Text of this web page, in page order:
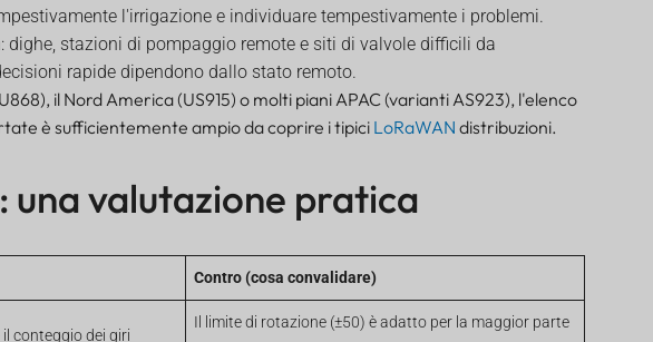
l'irrigazione e individuare tempestivamente i problemi.
: dighe, stazioni di pompaggio remote e siti di valvole difficili da
rapide dipendono dallo stato remoto.
il Nord America (US915) o molti piani APAC (varianti AS923), l'elenco
è sufficientemente ampio da coprire i tipici LoRaWAN distribuzioni.
una valutazione pratica
Contro (cosa convalidare)
conteggio dei giri
Il limite di rotazione (±50) è adatto per la maggior parte